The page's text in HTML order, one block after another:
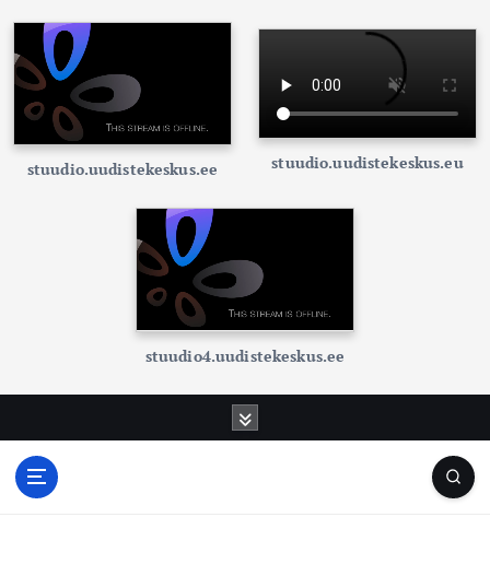
stuudio.uudistekeskus.ee stuudio.uudistekeskus.eu
stuudio4.uudistekeskus.ee